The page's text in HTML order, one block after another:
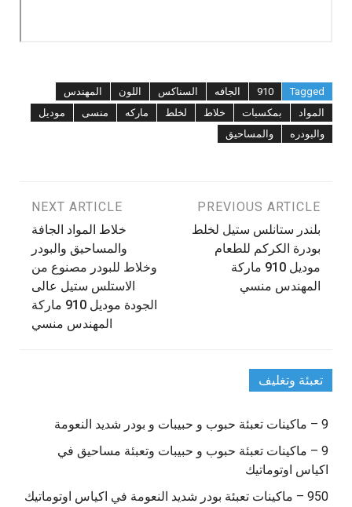
Tagged
910 الجافه السناكس اللون
المهندس
المواد
بمكسبات خلاط لخلط ماركه منسى
موديل
والبودره
والمساحيق
تصفّح
المقالات
PREVIOUS ARTICLE
بلندر ستانلس ستيل لخلط
بودرة الكركم للطعام
موديل 910 ماركة
المهندس منسي
NEXT ARTICLE
خلاط المواد الجافة
والمساحيق والبودر
وخلاط للبودر مصنوع من
الاستلس ستيل عالى
الجودة موديل 910 ماركة
المهندس منسي
تعبئة وتغليف
9 – ماكينات تعبئة حبوب و حبيبات و بودر شديد النعومة
9 – ماكينات تعبئة حبوب و حبيبات وتعبئة مساحيق في
اكياس اوتوماتيك
950 – ماكينات تعبئة بودر شديد النعومة في اكياس اوتوماتيك